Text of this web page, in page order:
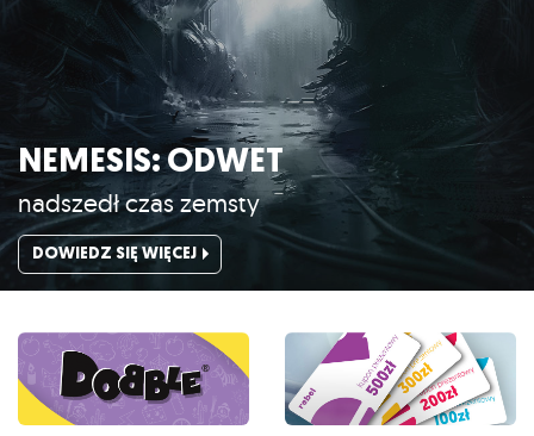
NEMESIS: ODWET
nadszedł czas zemsty
DOWIEDZ SIĘ WIĘCEJ